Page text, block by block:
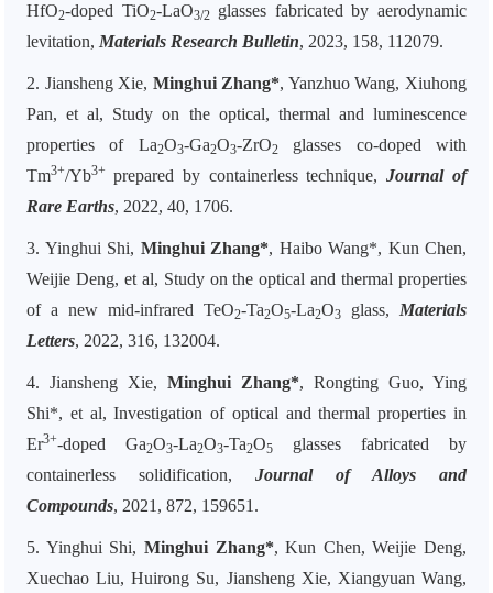
HfO2-doped TiO2-LaO3/2glasses fabricated by aerodynamic
levitation, Materials Research Bulletin, 2023, 158, 112079.
2. Jiansheng Xie, Minghui Zhang*, Yanzhuo Wang, Xiuhong
Pan, et al, Study on the optical, thermal and luminescence
properties of La2O3-Ga2O3-ZrO2glasses co-doped with
Tm3+/Yb3+ prepared by containerless technique,Journal of
Rare Earths, 2022, 40, 1706.
3. Yinghui Shi, Minghui Zhang*, Haibo Wang*, Kun Chen,
Weijie Deng, et al, Study on the optical and thermal properties
of a new mid-infrared TeO2-Ta2O5-La2O3 glass, Materials
Letters, 2022, 316, 132004.
4. Jiansheng Xie, Minghui Zhang*, Rongting Guo, Ying
Shi*, et al, Investigation of optical and thermal properties in
Er3+-doped Ga2O3-La2O3-Ta2O5
glasses fabricated by
containerless solidification, Journal of Alloys and
Compounds, 2021, 872, 159651.
5. Yinghui Shi, Minghui Zhang*, Kun Chen, Weijie Deng,
Xuechao Liu, Huirong Su, Jiansheng Xie, Xiangyuan Wang,